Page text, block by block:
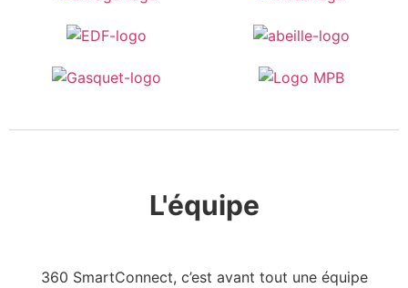
L'équipe
360 SmartConnect, c’est avant tout une équipe